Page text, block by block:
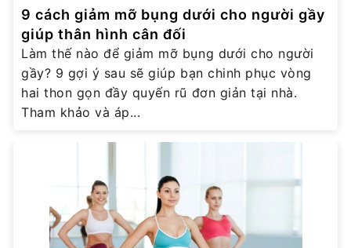
9 cách giảm mỡ bụng dưới cho người gầy
giúp thân hình cân đối
Làm thế nào để giảm mỡ bụng dưới cho người
gầy? 9 gợi ý sau sẽ giúp bạn chinh phục vòng
hai thon gọn đầy quyến rũ đơn giản tại nhà.
Tham khảo và áp...